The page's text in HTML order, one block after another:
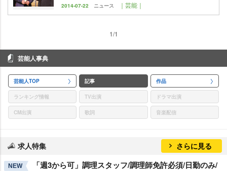
2014-07-22 ニュース ｜芸能｜
1/1
芸能人事典
芸能人TOP 記事 作品
ランキング情報 TV出演 ドラマ出演
CM出演 歌詞 音楽配信
求人特集 さらに見る
NEW
「週3から可」調理スタッフ/調理師免許必須/日勤のみ/